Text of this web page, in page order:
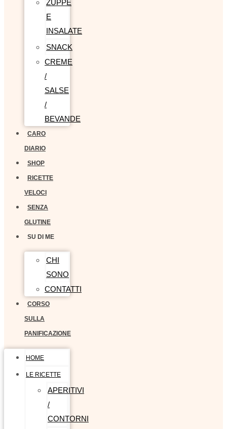
ZUPPE
E
INSALATE
SNACK
CREME
/
SALSE
/
BEVANDE
CARO
DIARIO
SHOP
RICETTE
VELOCI
SENZA
GLUTINE
SU DI ME
CHI
SONO
CONTATTI
CORSO
SULLA
PANIFICAZIONE
HOME
LE RICETTE
APERITIVI
/
CONTORNI